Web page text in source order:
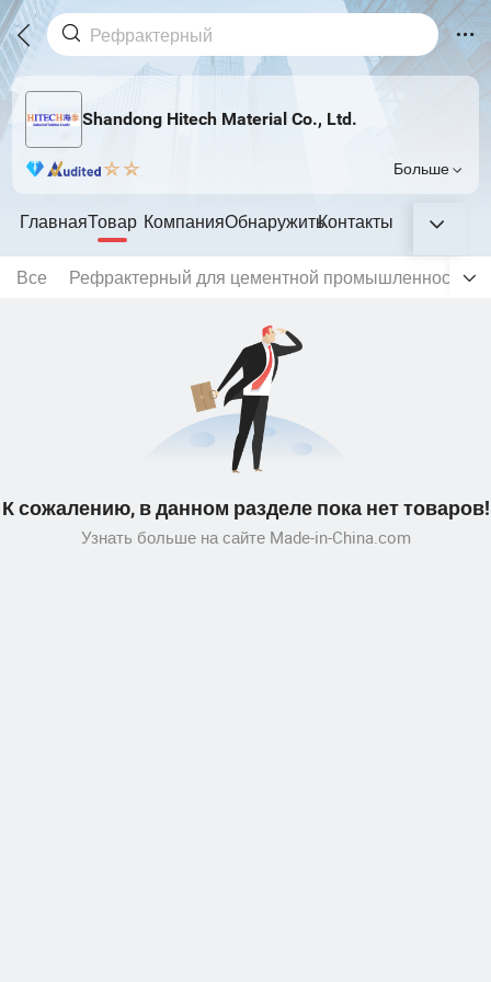
Shandong Hitech Material Co., Ltd.
Больше
ГлавнаяТовар КомпанияОбнаружитьКонтакты
Все Рефрактерный для цементной промышленности
К сожалению, в данном разделе пока нет товаров!
Узнать больше на сайте Made-in-China.com